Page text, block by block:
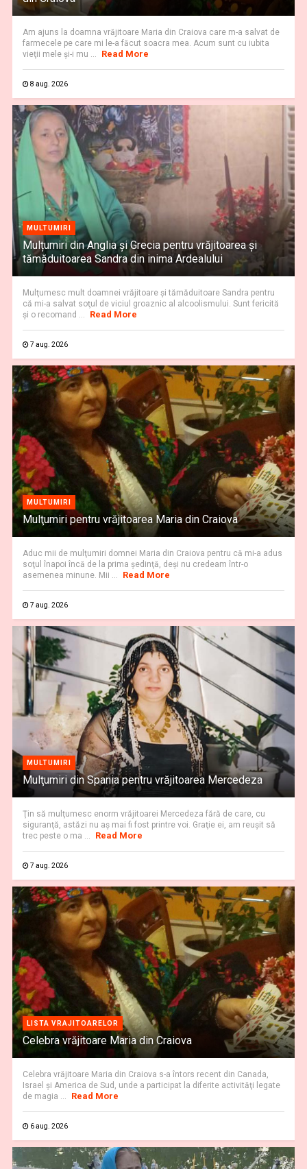
Am ajuns la doamna vrăjitoare Maria din Craiova care m-a salvat de
farmecele pe care mi le-a făcut soacra mea. Acum sunt cu iubita
vieţii mele şi-i mu ...
Read More
8 aug. 2026
MULTUMIRI
Mulțumiri din Anglia și Grecia pentru vrăjitoarea și
tămăduitoarea Sandra din inima Ardealului
Mulţumesc mult doamnei vrăjitoare și tămăduitoare Sandra pentru
că mi-a salvat soţul de viciul groaznic al alcoolismului. Sunt fericită
și o recomand ...
Read More
7 aug. 2026
MULTUMIRI
Mulţumiri pentru vrăjitoarea Maria din Craiova
Aduc mii de mulţumiri domnei Maria din Craiova pentru că mi-a adus
soţul înapoi încă de la prima şedinţă, deşi nu credeam într-o
asemenea minune. Mii ...
Read More
7 aug. 2026
MULTUMIRI
Mulţumiri din Spania pentru vrăjitoarea Mercedeza
Ţin să mulţumesc enorm vrăjitoarei Mercedeza fără de care, cu
siguranţă, astăzi nu aş mai fi fost printre voi. Graţie ei, am reuşit să
trec peste o ma ...
Read More
7 aug. 2026
LISTA VRAJITOARELOR
Celebra vrăjitoare Maria din Craiova
Celebra vrăjitoare Maria din Craiova s-a întors recent din Canada,
Israel şi America de Sud, unde a participat la diferite activităţi legate
de magia ...
Read More
6 aug. 2026